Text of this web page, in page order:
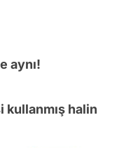
aynı!
halin